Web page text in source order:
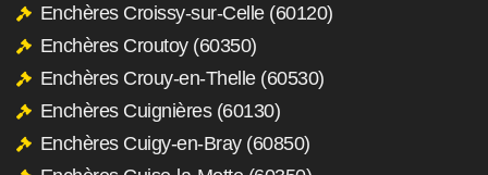
Enchères Croissy-sur-Celle (60120)
Enchères Croutoy (60350)
Enchères Crouy-en-Thelle (60530)
Enchères Cuignières (60130)
Enchères Cuigy-en-Bray (60850)